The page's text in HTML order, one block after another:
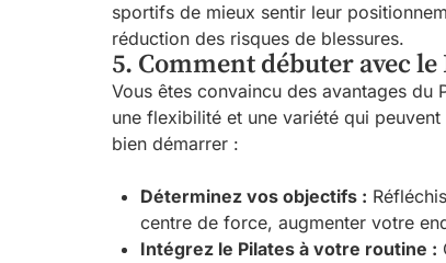
sportifs de mieux sentir leur
réduction des risques de blessures.
5. Comment débuter avec
Vous êtes convaincu des avantages
une flexibilité et une variété qui
bien démarrer :
Déterminez vos objectifs :
centre de force, augmenter votre
Intégrez le Pilates à votre routine :